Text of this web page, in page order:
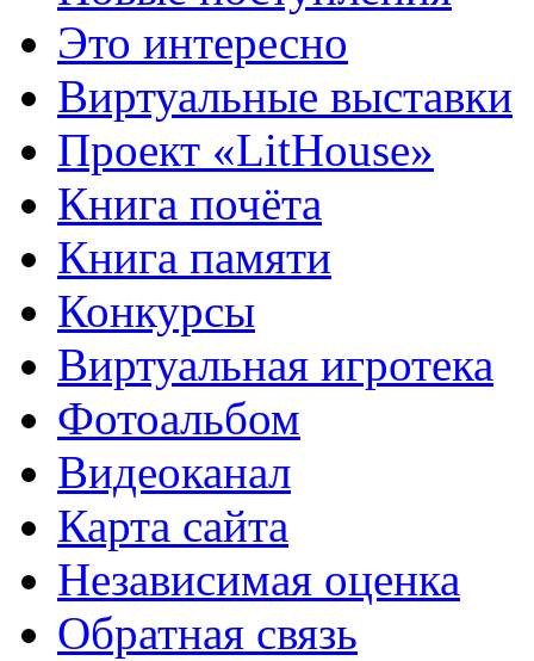
Это интересно
Виртуальные выставки
Проект «LitHouse»
Книга почёта
Книга памяти
Конкурсы
Виртуальная игротека
Фотоальбом
Видеоканал
Карта сайта
Независимая оценка
Обратная связь